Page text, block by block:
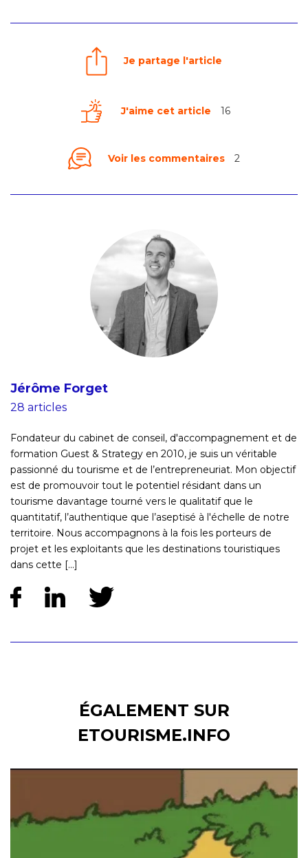
Je partage l'article
J'aime cet article 16
Voir les commentaires 2
Jérôme Forget
28 articles
Fondateur du cabinet de conseil, d'accompagnement et de
formation Guest & Strategy en 2010, je suis un véritable
passionné du tourisme et de l’entrepreneuriat. Mon objectif
est de promouvoir tout le potentiel résidant dans un
tourisme davantage tourné vers le qualitatif que le
quantitatif, l’authentique que l’aseptisé à l'échelle de notre
territoire. Nous accompagnons à la fois les porteurs de
projet et les exploitants que les destinations touristiques
dans cette [...]
ÉGALEMENT SUR
ETOURISME.INFO